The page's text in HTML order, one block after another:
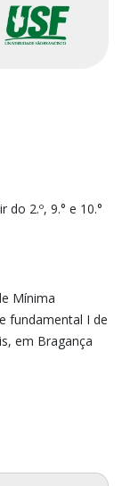
2.º, 9.° e 10.°
Mínima
fundamental I de
em Bragança